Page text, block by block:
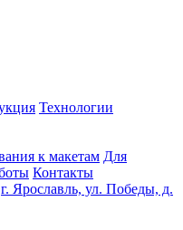
Технологии
к макетам Для
Контакты
г. Ярославль, ул. Победы, д.